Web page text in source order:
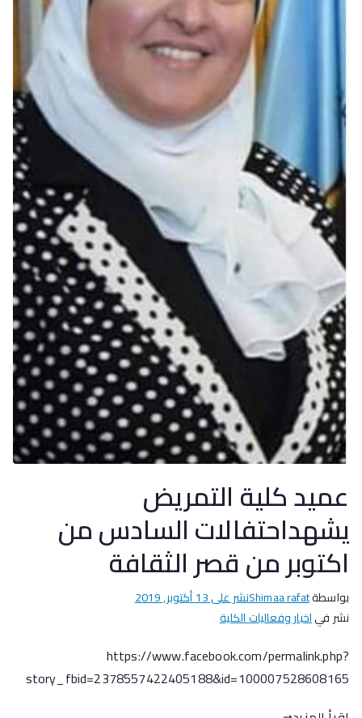
عميد كلية التمريض
يشهداحتفالات السادس من
اكتوبر من قصر الثقافة
بواسطةShimaa rafatنشر على13 أكتوبر, 2019
نشر فياخبار وفعاليات الكلية
https://www.facebook.com/permalink.php?
story_fbid=2378557422405188&id=100007528608165